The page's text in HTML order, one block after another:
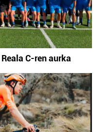
C-ren aurka